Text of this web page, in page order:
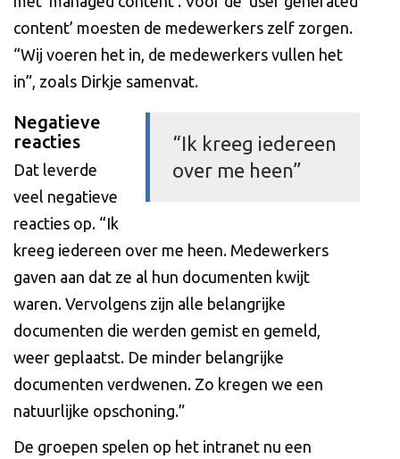
content’ moesten de medewerkers zelf zorgen.
“Wij voeren het in, de medewerkers vullen het
in”, zoals Dirkje samenvat.
“Ik kreeg iedereen
over me heen”
Negatieve
reacties
Dat leverde
veel negatieve
reacties op. “Ik
kreeg iedereen over me heen. Medewerkers
gaven aan dat ze al hun documenten kwijt
waren. Vervolgens zijn alle belangrijke
documenten die werden gemist en gemeld,
weer geplaatst. De minder belangrijke
documenten verdwenen. Zo kregen we een
natuurlijke opschoning.”
De groepen spelen op het intranet nu een